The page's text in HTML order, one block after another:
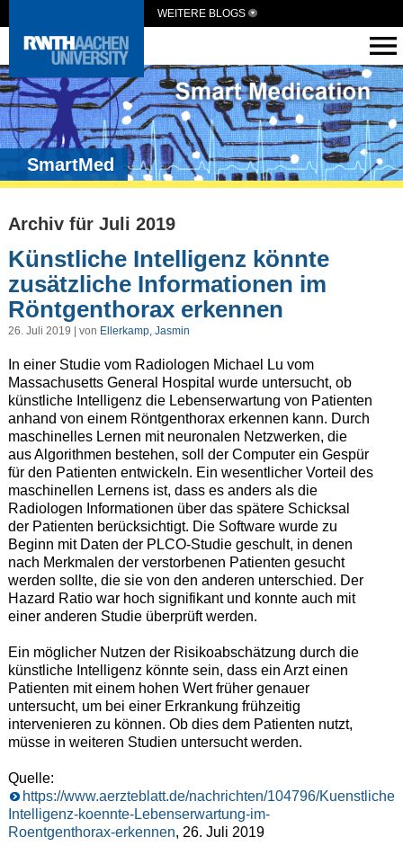
WEITERE BLOGS
SmartMed
Archiv für Juli 2019
Künstliche Intelligenz könnte
zusätzliche Informationen im
Röntgenthorax erkennen
26. Juli 2019 | von Ellerkamp, Jasmin
In einer Studie vom Radiologen Michael Lu vom
Massachusetts General Hospital wurde untersucht, ob
künstliche Intelligenz die Lebenserwartung von Patienten
anhand von einem Röntgenthorax erkennen kann. Durch
maschinelles Lernen mit neuronalen Netzwerken, die
aus Algorithmen bestehen, soll der Computer ein Gespür
für den Patienten entwickeln. Ein wesentlicher Vorteil des
maschinellen Lernens ist, dass es anders als die
Radiologen Informationen über das spätere Schicksal
der Patienten berücksichtigt. Die Software wurde zu
Beginn mit Daten der PLCO-Studie geschult, in denen
nach Merkmalen der verstorbenen Patienten gesucht
werden sollte, die sie von den anderen unterschied. Der
Hazard Ratio war hoch signifikant und konnte auch mit
einer anderen Studie überprüft werden.
Ein möglicher Nutzen der Risikoabschätzung durch die
künstliche Intelligenz könnte sein, dass ein Arzt einen
Patienten mit einem hohen Wert früher genauer
untersucht, um bei einer Erkrankung frühzeitig
intervenieren zu können. Ob dies dem Patienten nutzt,
müsse in weiteren Studien untersucht werden.
Quelle:
https://www.aerzteblatt.de/nachrichten/104796/Kuenstliche-
Intelligenz-koennte-Lebenserwartung-im-
Roentgenthorax-erkennen, 26. Juli 2019